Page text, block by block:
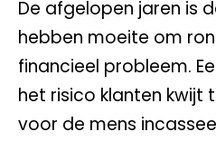
De afgelopen jaren is
hebben moeite om
financieel probleem.
het risico klanten kwijt
voor de mens